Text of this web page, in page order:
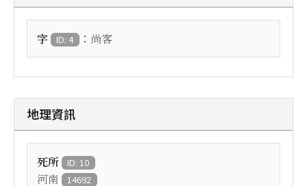
字 ID: 4 ： 尚客
地理資訊
死所 ID: 10
河南 14692